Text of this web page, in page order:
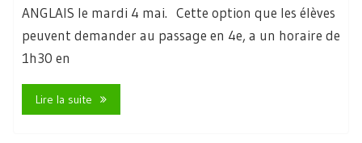
ANGLAIS le mardi 4 mai. Cette option que les élèves
peuvent demander au passage en 4e, a un horaire de
1h30 en
Lire la suite